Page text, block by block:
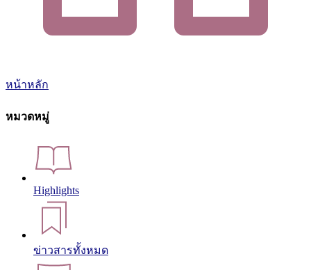
หน้าหลัก
หมวดหมู่
Highlights
ข่าวสารทั้งหมด